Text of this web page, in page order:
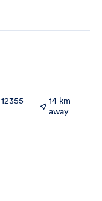
14 km
away